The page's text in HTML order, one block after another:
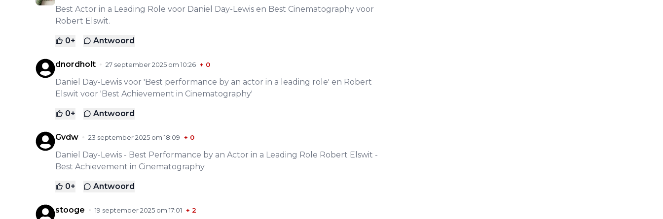
Best Actor in a Leading Role voor Daniel Day-Lewis en Best Cinematography voor
Robert Elswit.
0+ Antwoord
dnordholt 27 september 2025 om 10:26 + 0
Daniel Day-Lewis voor 'Best performance by an actor in a leading role' en Robert
Elswit voor 'Best Achievement in Cinematography'
0+ Antwoord
Gvdw 23 september 2025 om 18:09 + 0
Daniel Day-Lewis - Best Performance by an Actor in a Leading Role Robert Elswit -
Best Achievement in Cinematography
0+ Antwoord
stooge 19 september 2025 om 17:01 + 2